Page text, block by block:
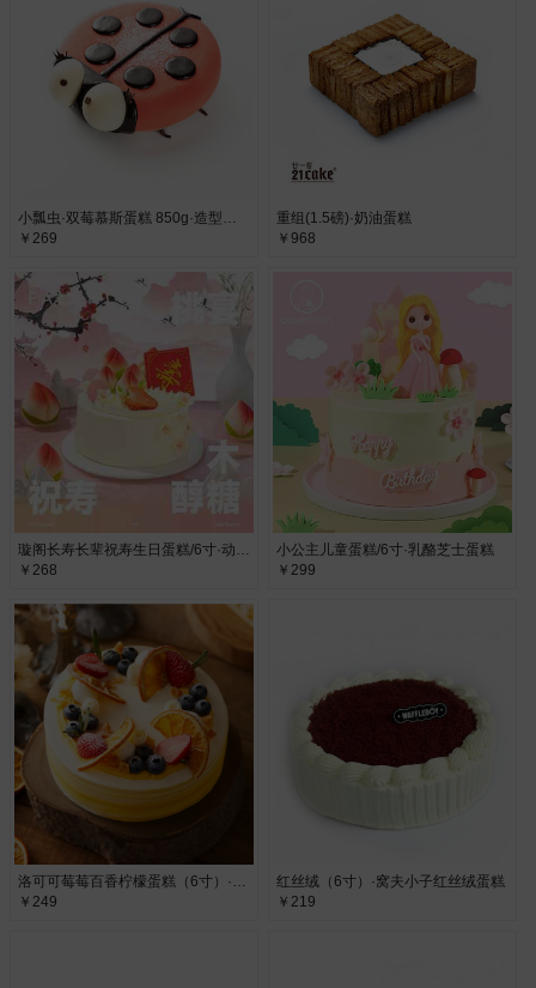
￥269
重组(1.5磅)·奶油蛋糕
￥968
璇阁长寿长辈祝寿生日蛋糕/6寸·动物奶油
￥268
小公主儿童蛋糕/6寸·乳酪芝士蛋糕
￥299
洛可可莓莓百香柠檬蛋糕（6寸）·水果蛋糕
￥249
红丝绒（6寸）·窝夫小子红丝绒蛋糕
￥219